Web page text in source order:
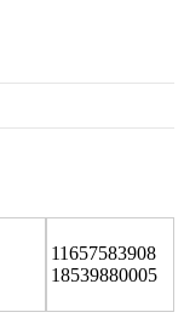
11657583908
18539880005